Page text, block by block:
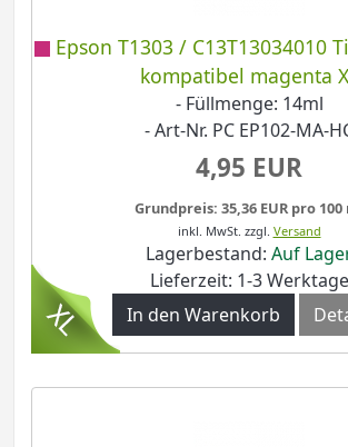
Epson T1303 / C13T13034010
kompatibel magenta
- Füllmenge: 14ml
- Art-Nr. PC EP102-MA-
4,95 EUR
Grundpreis: 35,36 EUR pro 100
inkl. MwSt. zzgl. Versand
Lagerbestand: Auf
Lieferzeit: 1-3 Werktage
In den Warenkorb